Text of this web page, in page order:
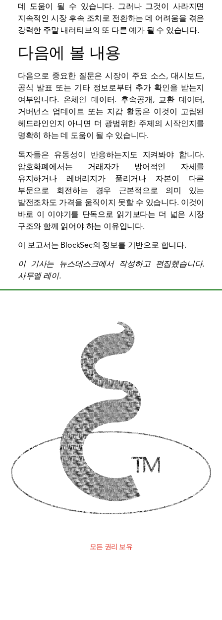
데 도움이 될 수 있습니다. 그러나 그것이 사라지면
지속적인 시장 후속 조치로 전환하는 데 어려움을 겪은
강력한 주말 내러티브의 또 다른 예가 될 수 있습니다.
다음에 볼 내용
다음으로 중요한 질문은 시장이 주요 소스, 대시보드,
공식 발표 또는 기타 정보로부터 추가 확인을 받는지
여부입니다. 온체인 데이터. 후속공개, 교환데이터,
거버넌스 업데이트 또는 지갑활동은 이것이 고립된
헤드라인인지 아니면 더 광범위한 주제의 시작인지를
명확히 하는 데 도움이 될 수 있습니다.
독자들은 유동성이 반응하는지도 지켜봐야 합니다.
암호화폐에서는 거래자가 방어적인 자세를
유지하거나 레버리지가 풀리거나 자본이 다른
부문으로 회전하는 경우 근본적으로 의미 있는
발전조차도 가격을 움직이지 못할 수 있습니다. 이것이
바로 이 이야기를 단독으로 읽기보다는 더 넓은 시장
구조와 함께 읽어야 하는 이유입니다.
이 보고서는 BlockSec의 정보를 기반으로 합니다.
이 기사는 뉴스데스크에서 작성하고 편집했습니다.
사무엘 레이.
모든 권리 보유